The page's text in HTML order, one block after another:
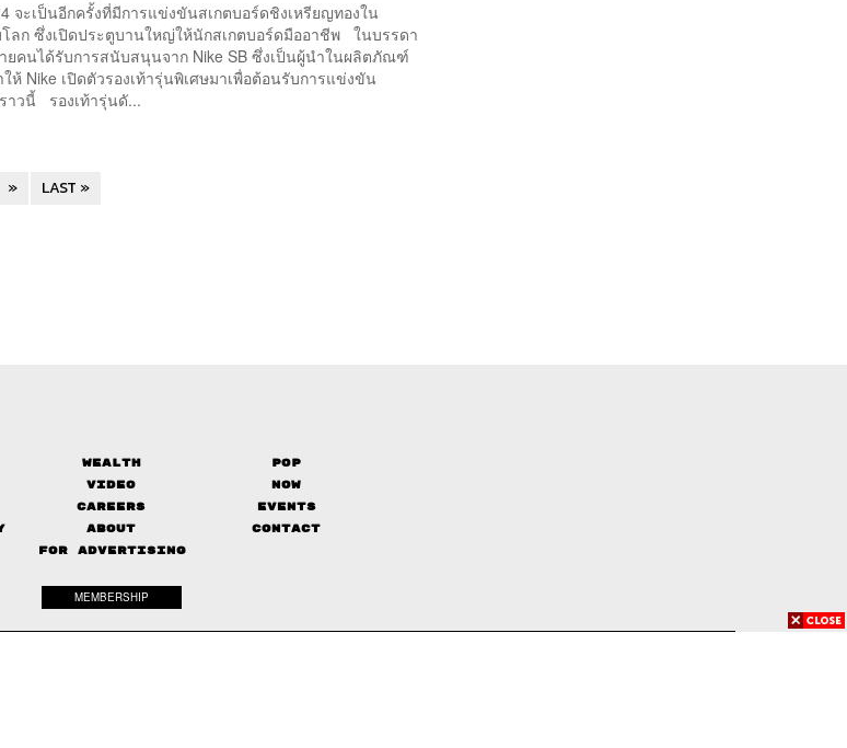
จะเป็นอีกครั้งที่มีการแข่งขันสเกตบอร์ดชิงเหรียญทองใน
ลก ซึ่งเปิดประตูบานใหญ่ให้นักสเกตบอร์ดมืออาชีพ ในบรรดา
ยคนได้รับการสนับสนุนจาก Nike SB ซึ่งเป็นผู้นำในผลิตภัณฑ์
ห้ Nike เปิดตัวรองเท้ารุ่นพิเศษมาเพื่อต้อนรับการแข่งขัน
าวนี้ รองเท้ารุ่นดั...
» LAST »
Wealth
Pop
Video
Now
Careers
Events
About
Contact
FOR ADVERTISING
MEMBERSHIP